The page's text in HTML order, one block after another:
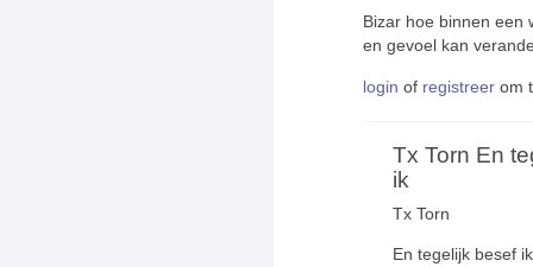
Bizar hoe binnen een
en gevoel kan
login of registreer om
Tx Torn En
ik
Tx Torn
En tegelijk besef